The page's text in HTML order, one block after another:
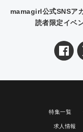
mamagirl公式SNSア
読者限定イベ
特集一覧
求人情報